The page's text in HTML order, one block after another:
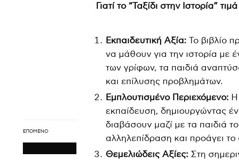
ΕΠΌΜΕΝΟ
Γιατί το “Ταξίδι στην Ιστορία”
Εκπαιδευτική Αξία: Το βιβλίο
να μάθουν για την ιστορία με
των γρίφων, τα παιδιά
και επίλυσης προβλημάτων.
Εμπλουτισμένο Περιεχόμενο:
εκπαίδευση, δημιουργώντας
διαβάσουν μαζί με τα παιδιά
αλληλεπίδραση και προάγει
Θεμελιώδεις Αξίες: Στη